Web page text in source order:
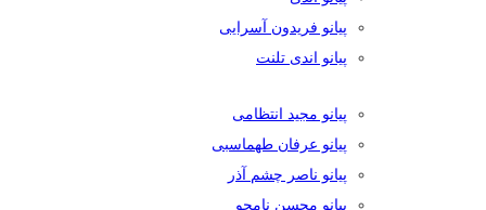
پیانو فریدون آسرایی
پیانو اندی تلنت
پیانو مجید انتظامی
پیانو عرفان طهماسبی
پیانو ناصر چشم آذر
پیانو محسن نامجو